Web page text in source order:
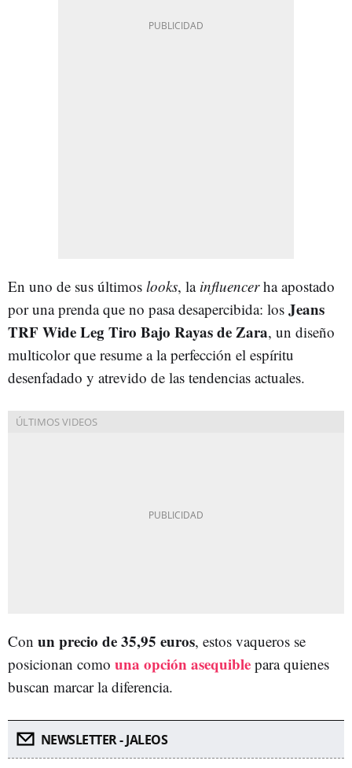
En uno de sus últimos looks, la influencerha apostado
por una prenda que no pasa desapercibida: los Jeans
TRF Wide Leg Tiro Bajo Rayas de Zara, un diseño
multicolor que resume a la perfección el espíritu
desenfadado y atrevido de las tendencias actuales.
Con un precio de 35,95 euros, estos vaqueros se
posicionan como una opción asequible para quienes
buscan marcar la diferencia.
NEWSLETTER - JALEOS